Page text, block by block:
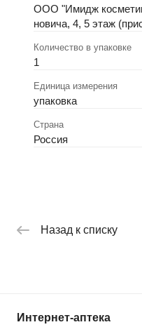
ООО "Имидж
новича, 4, 5 этаж
Количество в упаковке
1
Единица измерения
упаковка
Страна
Россия
Назад к списку
Интернет-аптека